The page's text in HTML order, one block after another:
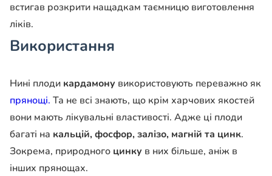
встигав розкрити нащадкам таємницю виготовлення
ліків.
Використання
Нині плоди кардамону використовують переважно як
прянощі. Та не всі знають, що крім харчових якостей
вони мають лікувальні властивості. Адже ці плоди
багаті на кальцій, фосфор, залізо, магній та цинк.
Зокрема, природного цинку в них більше, аніж в
інших прянощах.